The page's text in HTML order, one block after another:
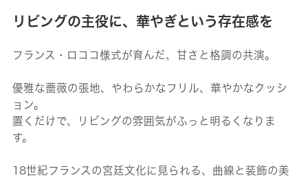
リビングの主役に、華やぎという存在感を
フランス・ロココ様式が育んだ、甘さと格調の共演。
優雅な薔薇の張地、やわらかなフリル、華やかなクッシ
ョン。
置くだけで、リビングの雰囲気がふっと明るくなりま
す。
18世紀フランスの宮廷文化に見られる、曲線と装飾の美